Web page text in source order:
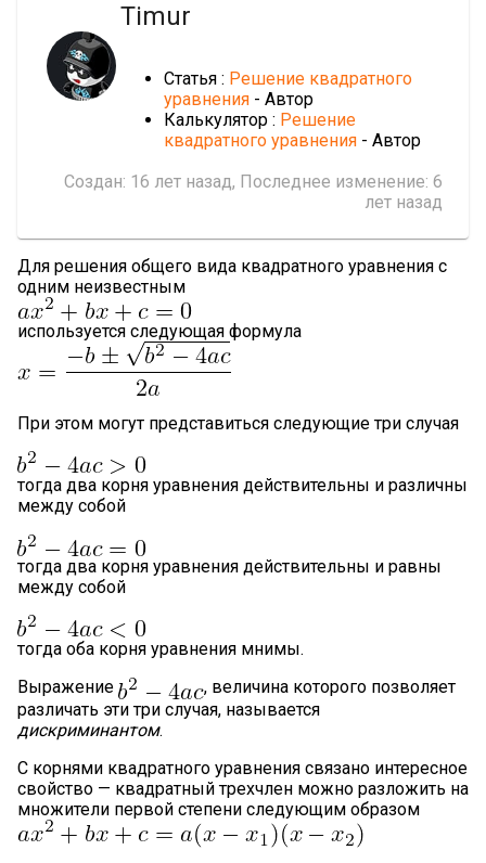
Timur
Статья : Решение квадратного
уравнения - Автор
Калькулятор : Решение
квадратного уравнения - Автор
Создан: 16 лет назад, Последнее изменение: 6
лет назад
Для решения общего вида квадратного уравнения с
одним неизвестным
используется следующая формула
При этом могут представиться следующие три случая
тогда два корня уравнения действительны и различны
между собой
тогда два корня уравнения действительны и равны
между собой
тогда оба корня уравнения мнимы.
Выражение
, величина которого позволяет
различать эти три случая, называется
дискриминантом.
С корнями квадратного уравнения связано интересное
свойство — квадратный трехчлен можно разложить на
множители первой степени следующим образом